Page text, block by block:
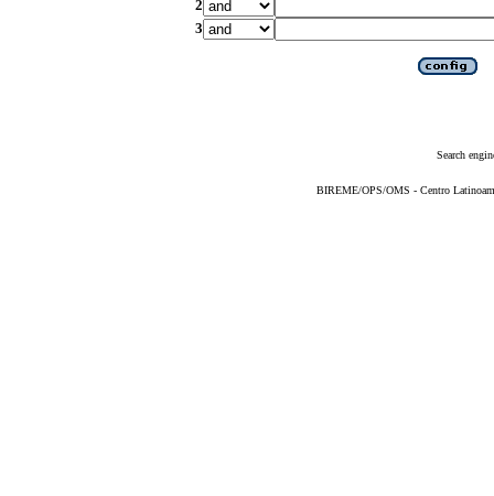
2
3
Search
BIREME/OPS/OMS - Centro